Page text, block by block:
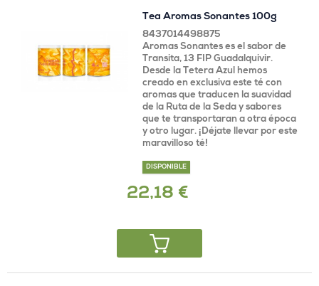
Tea Aromas Sonantes 100g
8437014498875
Aromas Sonantes es el sabor de
Transita, 13 FIP Guadalquivir.
Desde la Tetera Azul hemos
creado en exclusiva este té con
aromas que traducen la suavidad
de la Ruta de la Seda y sabores
que te transportaran a otra época
y otro lugar. ¡Déjate llevar por este
maravilloso té!
DISPONIBLE
22,18 €